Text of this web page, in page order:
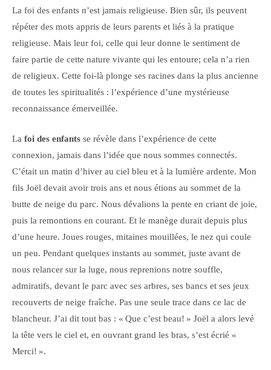
La foi des enfants n’est jamais religieuse. Bien sûr, ils peuvent
répéter des mots appris de leurs parents et liés à la pratique
religieuse. Mais leur foi, celle qui leur donne le sentiment de
faire partie de cette nature vivante qui les entoure; cela n’a rien
de religieux. Cette foi-là plonge ses racines dans la plus ancienne
de toutes les spiritualités : l’expérience d’une mystérieuse
reconnaissance émerveillée.
La foi des enfants se révèle dans l’expérience de cette
connexion, jamais dans l’idée que nous sommes connectés.
C’était un matin d’hiver au ciel bleu et à la lumière ardente. Mon
fils Joël devait avoir trois ans et nous étions au sommet de la
butte de neige du parc. Nous dévalions la pente en criant de joie,
puis la remontions en courant. Et le manège durait depuis plus
d’une heure. Joues rouges, mitaines mouillées, le nez qui coule
un peu. Pendant quelques instants au sommet, juste avant de
nous relancer sur la luge, nous reprenions notre souffle,
admiratifs, devant le parc avec ses arbres, ses bancs et ses jeux
recouverts de neige fraîche. Pas une seule trace dans ce lac de
blancheur. J’ai dit tout bas : « Que c’est beau! » Joël a alors levé
la tête vers le ciel et, en ouvrant grand les bras, s’est écrié «
Merci! ».